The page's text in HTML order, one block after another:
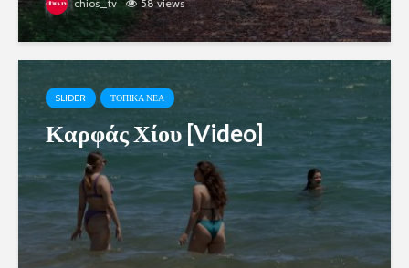
chios_tv 58 views
SLIDER ΤΟΠΙΚΑ ΝΕΑ
Καρφάς Χίου [Video]